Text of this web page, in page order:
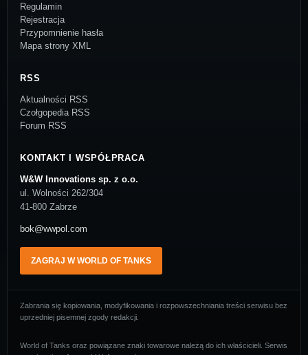
Regulamin
Rejestracja
Przypomnienie hasła
Mapa strony XML
RSS
Aktualności RSS
Czołgopedia RSS
Forum RSS
KONTAKT I WSPÓŁPRACA
W&W Innovations sp. z o.o.
ul. Wolności 262/304
41-800 Zabrze
bok@wwpol.com
ZAGRAJ W WORLD OF TANKS
Zabrania się kopiowania, modyfikowania i rozpowszechniania treści serwisu bez
uprzedniej pisemnej zgody redakcji.
World of Tanks oraz powiązane znaki towarowe należą do ich właścicieli. Serwis